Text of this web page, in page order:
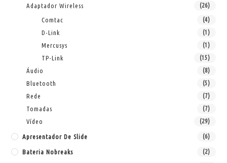
Adaptador Wireless (26)
Comtac (4)
D-Link (1)
Mercusys (1)
TP-Link (15)
Áudio (8)
Bluetooth (5)
Rede (7)
Tomadas (7)
Vídeo (29)
Apresentador De Slide (6)
Bateria Nobreaks (2)